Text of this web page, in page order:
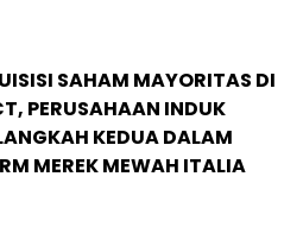
SAHAM MAYORITAS DI
PERUSAHAAN INDUK
KEDUA DALAM
MEREK MEWAH ITALIA